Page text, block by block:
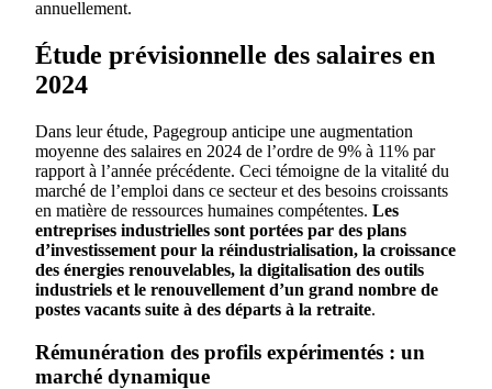
annuellement.
Étude prévisionnelle des salaires en
2024
Dans leur étude, Pagegroup anticipe une augmentation
moyenne des salaires en 2024 de l’ordre de 9% à 11% par
rapport à l’année précédente. Ceci témoigne de la vitalité du
marché de l’emploi dans ce secteur et des besoins croissants
en matière de ressources humaines compétentes. Les
entreprises industrielles sont portées par des plans
d’investissement pour la réindustrialisation, la croissance
des énergies renouvelables, la digitalisation des outils
industriels et le renouvellement d’un grand nombre de
postes vacants suite à des départs à la retraite.
Rémunération des profils expérimentés : un
marché dynamique